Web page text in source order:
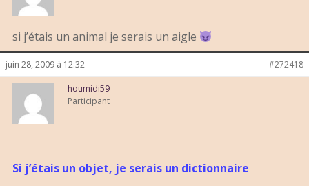
si j’étais un animal je serais un aigle
juin 28, 2009 à 12:32 #272418
houmidi59
Participant
Si j’étais un objet, je serais un dictionnaire